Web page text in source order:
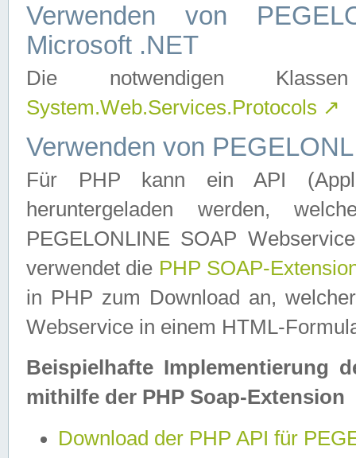
Verwenden von
Microsoft .NET
Die notwendigen
System.Web.Services.Protocols ↗
Verwenden von
Für PHP kann ein API
heruntergeladen werden,
PEGELONLINE SOAP
verwendet die PHP SOAP-
in PHP zum Download an,
Webservice in einem HTML-
Beispielhafte Implementierung
mithilfe der PHP Soap-Extension
Download der PHP API für